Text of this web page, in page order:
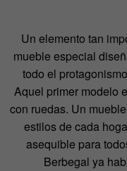
Un elemento tan
mueble especial
todo el
Aquel primer modelo
con ruedas. Un
estilos de cada
asequible para
Berbegal ya